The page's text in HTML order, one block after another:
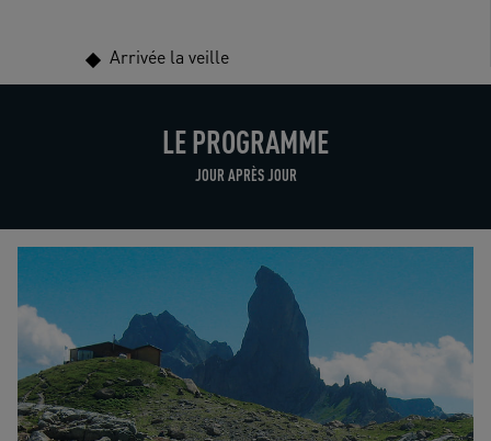
Arrivée la veille
LE PROGRAMME
JOUR APRÈS JOUR